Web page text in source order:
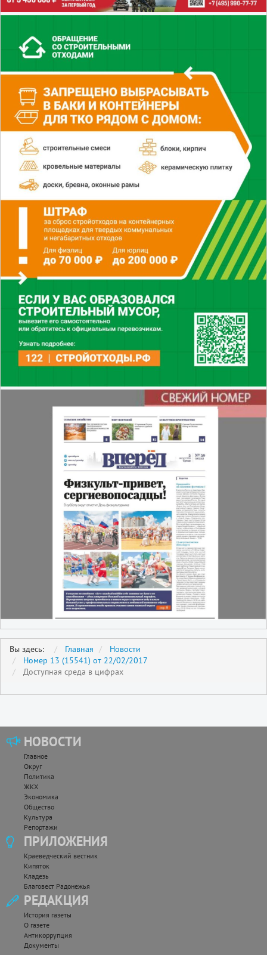
Вы здесь: Главная
Новости
Номер 13 (15541) от 22/02/2017
Доступная среда в цифрах
НОВОСТИ
Главное
Округ
Политика
ЖКХ
Экономика
Общество
Культура
Репортажи
ПРИЛОЖЕНИЯ
Краеведческий вестник
Кипяток
Кладезь
Благовест Радонежья
РЕДАКЦИЯ
История газеты
О газете
Антикоррупция
Документы